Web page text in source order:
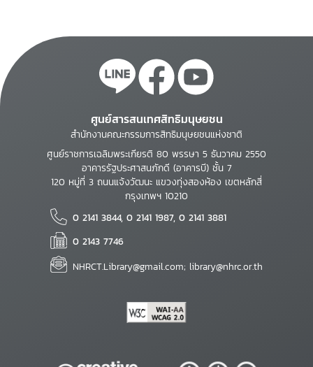
ศูนย์สารสนเทศสิทธิมนุษยชน
สำนักงานคณะกรรมการสิทธิมนุษยชนแห่งชาติ
ศูนย์ราชการเฉลิมพระเกียรติ 80 พรรษา 5 ธันวาคม 2550
อาคารรัฐประศาสนภักดี (อาคารบี) ชั้น 7
120 หมู่ที่ 3 ถนนแจ้งวัฒนะ แขวงทุ่งสองห้อง เขตหลักสี่
กรุงเทพฯ 10210
0 2141 3844, 0 2141 1987, 0 2141 3881
0 2143 7746
NHRCT.Library@gmail.com; library@nhrc.or.th